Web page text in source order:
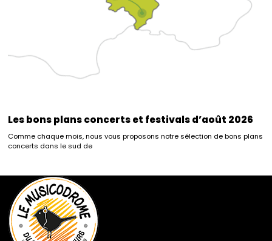
Les bons plans concerts et festivals d’août 2026
Comme chaque mois, nous vous proposons notre sélection de bons plans
concerts dans le sud de